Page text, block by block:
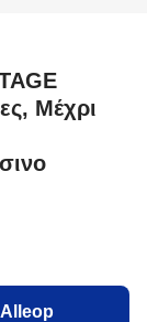
Μέχρι